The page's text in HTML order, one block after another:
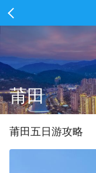
莆田
莆田 五 日游攻略